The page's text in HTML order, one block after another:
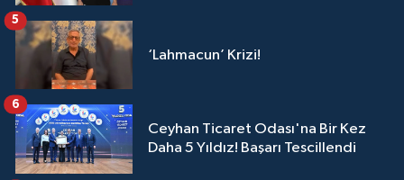
‘Lahmacun’ Krizi!
5
Ceyhan Ticaret Odası'na Bir Kez
Daha 5 Yıldız! Başarı Tescillendi
6